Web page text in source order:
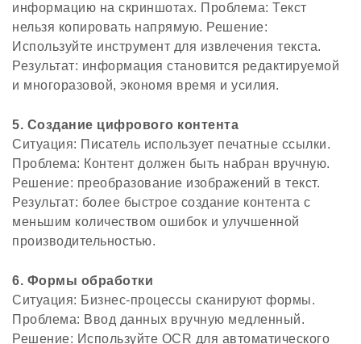
информацию на скриншотах. Проблема: Текст
нельзя копировать напрямую. Решение:
Используйте инструмент для извлечения текста.
Результат: информация становится редактируемой
и многоразовой, экономя время и усилия.
5. Создание цифрового контента
Ситуация: Писатель использует печатные ссылки.
Проблема: Контент должен быть набран вручную.
Решение: преобразование изображений в текст.
Результат: более быстрое создание контента с
меньшим количеством ошибок и улучшенной
производительностью.
6. Формы обработки
Ситуация: Бизнес-процессы сканируют формы.
Проблема: Ввод данных вручную медленный.
Решение: Используйте OCR для автоматического